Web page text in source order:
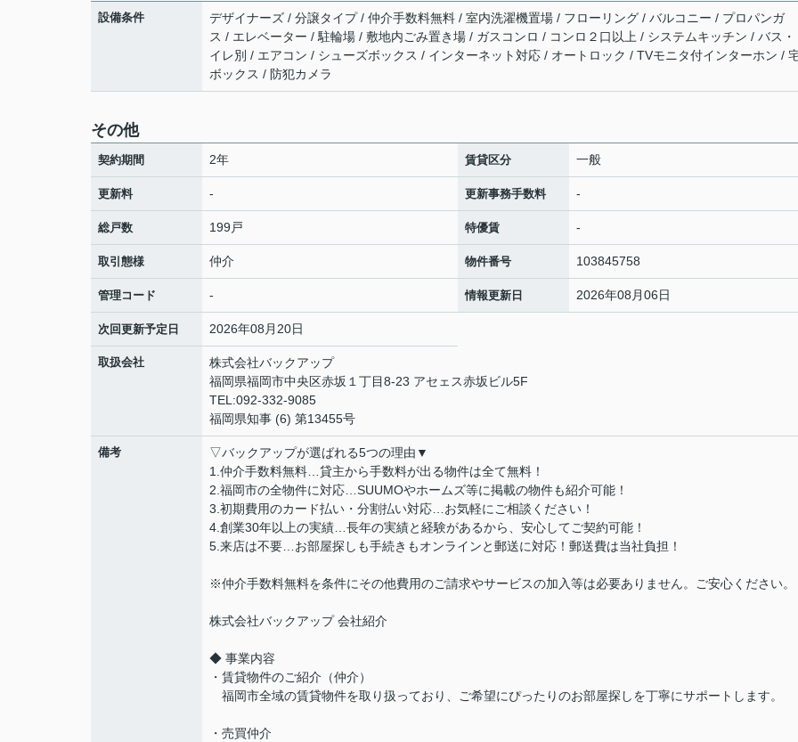
設備条件
デザイナーズ / 分譲タイプ / 仲介手数料無料 / 室内洗濯機置場 / フローリング / バルコニー / プロパンガ
ス / エレベーター / 駐輪場 / 敷地内ごみ置き場 / ガスコンロ / コンロ２口以上 / システムキッチン / バス・
イレ別 / エアコン / シューズボックス / インターネット対応 / オートロック / TVモニタ付インターホン /
ボックス / 防犯カメラ
その他
契約期間 2年 賃貸区分 一般
更新料 - 更新事務手数料 -
総戸数 199戸 特優賃 -
取引態様 仲介 物件番号 103845758
管理コード - 情報更新日 2026年08月06日
次回更新予定日 2026年08月20日
取扱会社
株式会社バックアップ
福岡県福岡市中央区赤坂１丁目8-23 アセェス赤坂ビル5F
TEL:092-332-9085
福岡県知事 (6) 第13455号
備考
▽バックアップが選ばれる5つの理由▼
1.仲介手数料無料…貸主から手数料が出る物件は全て無料！
2.福岡市の全物件に対応…SUUMOやホームズ等に掲載の物件も紹介可能！
3.初期費用のカード払い・分割払い対応…お気軽にご相談ください！
4.創業30年以上の実績…長年の実績と経験があるから、安心してご契約可能！
5.来店は不要…お部屋探しも手続きもオンラインと郵送に対応！郵送費は当社負担！
※仲介手数料無料を条件にその他費用のご請求やサービスの加入等は必要ありません。ご安心ください。
株式会社バックアップ 会社紹介
◆ 事業内容
・賃貸物件のご紹介（仲介）
福岡市全域の賃貸物件を取り扱っており、ご希望にぴったりのお部屋探しを丁寧にサポートします。
・売買仲介